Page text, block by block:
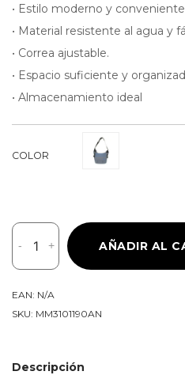
• Estilo moderno y
• Material resistente al agua y
• Correa ajustable.
• Espacio suficiente y
• Almacenamiento ideal
COLOR
-
Mommore
Bolso
Casual
Crossbody
+ AÑADIR AL
EAN: N/A
SKU: MM3101190AN
Descripción